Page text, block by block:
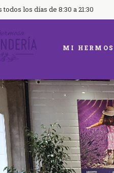
los días de 8:30 a 21:30
MI